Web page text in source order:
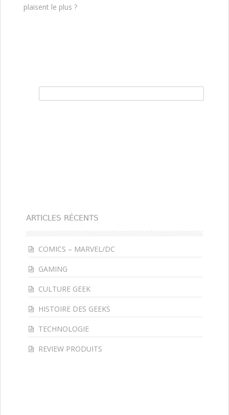
plaisent le plus ?
ARTICLES RÉCENTS
COMICS – MARVEL/DC
GAMING
CULTURE GEEK
HISTOIRE DES GEEKS
TECHNOLOGIE
REVIEW PRODUITS